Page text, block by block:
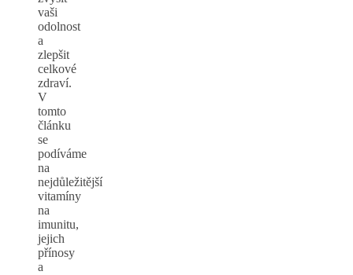
vaši
odolnost
a
zlepšit
celkové
zdraví.
V
tomto
článku
se
podíváme
na
nejdůležitější
vitamíny
na
imunitu,
jejich
přínosy
a